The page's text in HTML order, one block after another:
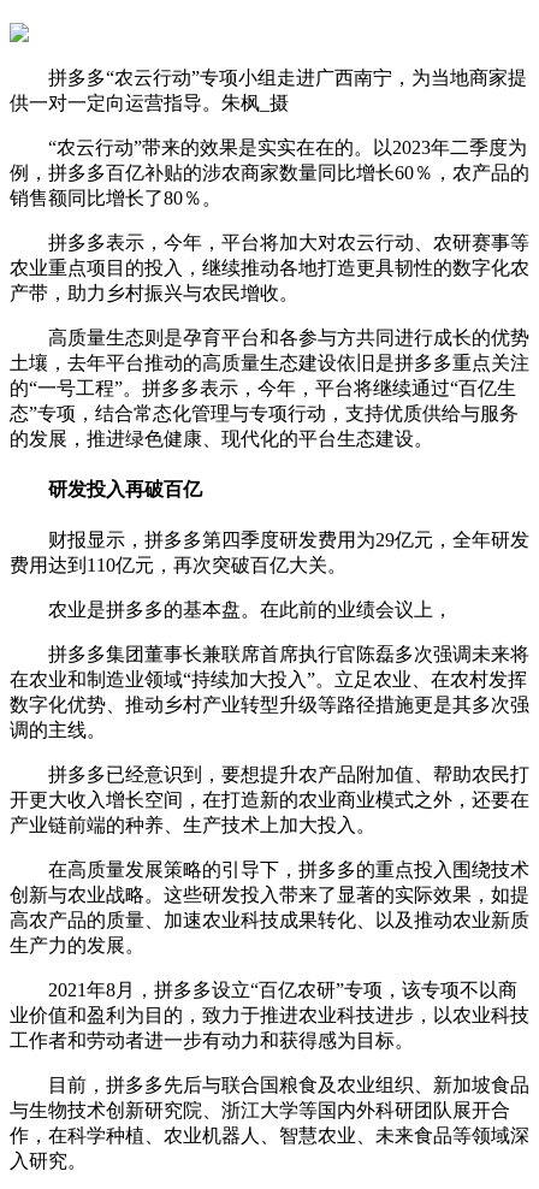
拼多多“农云行动”专项小组走进广西南宁，为当地商家提
供一对一定向运营指导。朱枫_摄
“农云行动”带来的效果是实实在在的。以2023年二季度为
例，拼多多百亿补贴的涉农商家数量同比增长60％，农产品的
销售额同比增长了80％。
拼多多表示，今年，平台将加大对农云行动、农研赛事等
农业重点项目的投入，继续推动各地打造更具韧性的数字化农
产带，助力乡村振兴与农民增收。
高质量生态则是孕育平台和各参与方共同进行成长的优势
土壤，去年平台推动的高质量生态建设依旧是拼多多重点关注
的“一号工程”。拼多多表示，今年，平台将继续通过“百亿生
态”专项，结合常态化管理与专项行动，支持优质供给与服务
的发展，推进绿色健康、现代化的平台生态建设。
研发投入再破百亿
财报显示，拼多多第四季度研发费用为29亿元，全年研发
费用达到110亿元，再次突破百亿大关。
农业是拼多多的基本盘。在此前的业绩会议上，
拼多多集团董事长兼联席首席执行官陈磊多次强调未来将
在农业和制造业领域“持续加大投入”。立足农业、在农村发挥
数字化优势、推动乡村产业转型升级等路径措施更是其多次强
调的主线。
拼多多已经意识到，要想提升农产品附加值、帮助农民打
开更大收入增长空间，在打造新的农业商业模式之外，还要在
产业链前端的种养、生产技术上加大投入。
在高质量发展策略的引导下，拼多多的重点投入围绕技术
创新与农业战略。这些研发投入带来了显著的实际效果，如提
高农产品的质量、加速农业科技成果转化、以及推动农业新质
生产力的发展。
2021年8月，拼多多设立“百亿农研”专项，该专项不以商
业价值和盈利为目的，致力于推进农业科技进步，以农业科技
工作者和劳动者进一步有动力和获得感为目标。
目前，拼多多先后与联合国粮食及农业组织、新加坡食品
与生物技术创新研究院、浙江大学等国内外科研团队展开合
作，在科学种植、农业机器人、智慧农业、未来食品等领域深
入研究。